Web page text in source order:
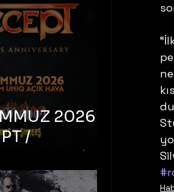
– İstanbul,
Uniq
2026 –
/
/
‘N’